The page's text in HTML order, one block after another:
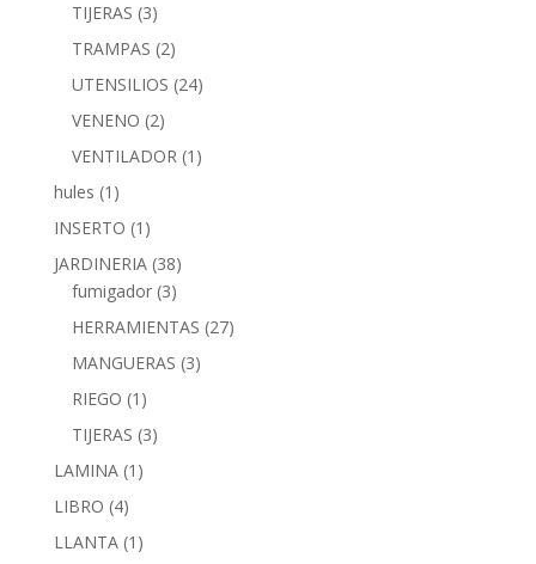
TIJERAS (3)
TRAMPAS (2)
UTENSILIOS (24)
VENENO (2)
VENTILADOR (1)
hules (1)
INSERTO (1)
JARDINERIA (38)
fumigador (3)
HERRAMIENTAS (27)
MANGUERAS (3)
RIEGO (1)
TIJERAS (3)
LAMINA (1)
LIBRO (4)
LLANTA (1)